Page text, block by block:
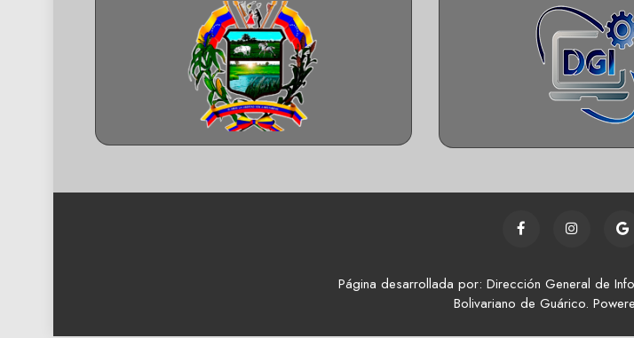
Página desarrollada por: Dirección General de
Bolivariano de Guárico.